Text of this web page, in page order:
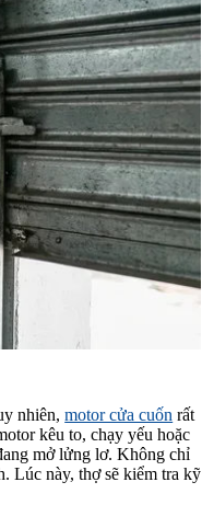
nhiên,motor cửa cuốn rất
kêu to, chạy yếu hoặc
mở lửng lơ. Không chỉ
Lúc này, thợ sẽ kiểm tra kỹ